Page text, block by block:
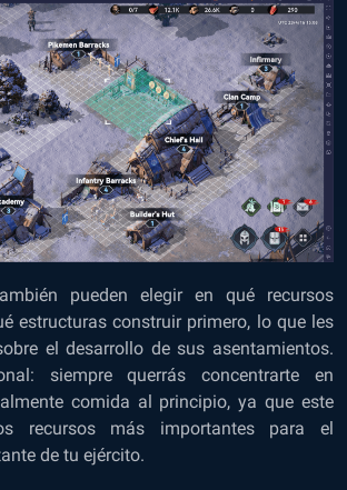
pueden elegir en qué recursos
estructuras construir primero, lo que les
el desarrollo de sus asentamientos.
siempre querrás concentrarte en
comida al principio, ya que este
recursos más importantes para el
de tu ejército.